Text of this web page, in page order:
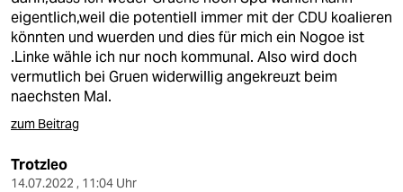
eigentlich,weil die potentiell immer mit der CDU koalieren
könnten und wuerden und dies für mich ein Nogoe ist
.Linke wähle ich nur noch kommunal. Also wird doch
vermutlich bei Gruen widerwillig angekreuzt beim
naechsten Mal.
zum Beitrag
Trotzleo
14.07.2022 , 11:04 Uhr